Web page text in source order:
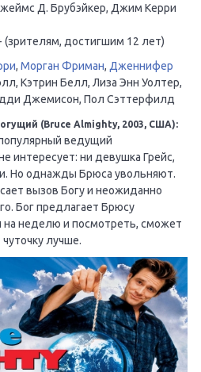
Д. Брубэйкер, Джим Керри
(зрителям, достигшим 12 лет)
, Морган Фриман, Дженнифер
Кэтрин Белл, Лиза Энн Уолтер,
Джемисон, Пол Сэттерфилд
(Bruce Almighty, 2003, США):
ведущий
интересует: ни девушка Грейс,
Но однажды Брюса увольняют.
вызов Богу и неожиданно
Бог предлагает Брюсу
на неделю и посмотреть, сможет
лучше.